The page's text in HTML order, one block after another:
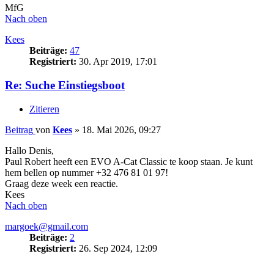
MfG
Nach oben
Kees
Beiträge: 47
Registriert: 30. Apr 2019, 17:01
Re: Suche Einstiegsboot
Zitieren
Beitrag von Kees » 18. Mai 2026, 09:27
Hallo Denis,
Paul Robert heeft een EVO A-Cat Classic te koop staan. Je kunt
hem bellen op nummer +32 476 81 01 97!
Graag deze week een reactie.
Kees
Nach oben
margoek@gmail.com
Beiträge: 2
Registriert: 26. Sep 2024, 12:09